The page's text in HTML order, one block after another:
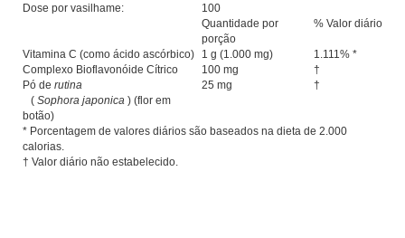
Dose por vasilhame:
100
Quantidade por
porção
% Valor diário
* Porcentagem de valores diários são baseados na dieta de 2.000
calorias.
† Valor diário não estabelecido.
Vitamina C (como ácido ascórbico) 1 g (1.000 mg)
1.111% *
Complexo Bioflavonóide Cítrico
100 mg
†
Pó de rutina
( Sophora japonica ) (flor em
botão)
25 mg †